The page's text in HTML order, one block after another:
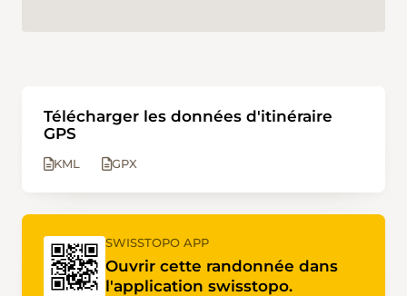
Télécharger les données d'itinéraire
GPS
KML GPX
SWISSTOPO APP
Ouvrir cette randonnée dans
l'application swisstopo.